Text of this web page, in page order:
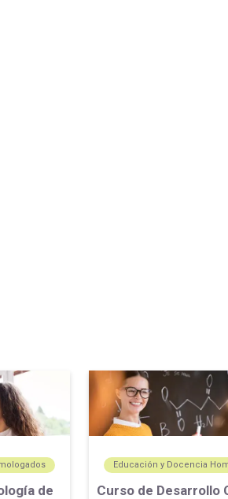
de
Educación y Docencia
Curso de Desarrollo